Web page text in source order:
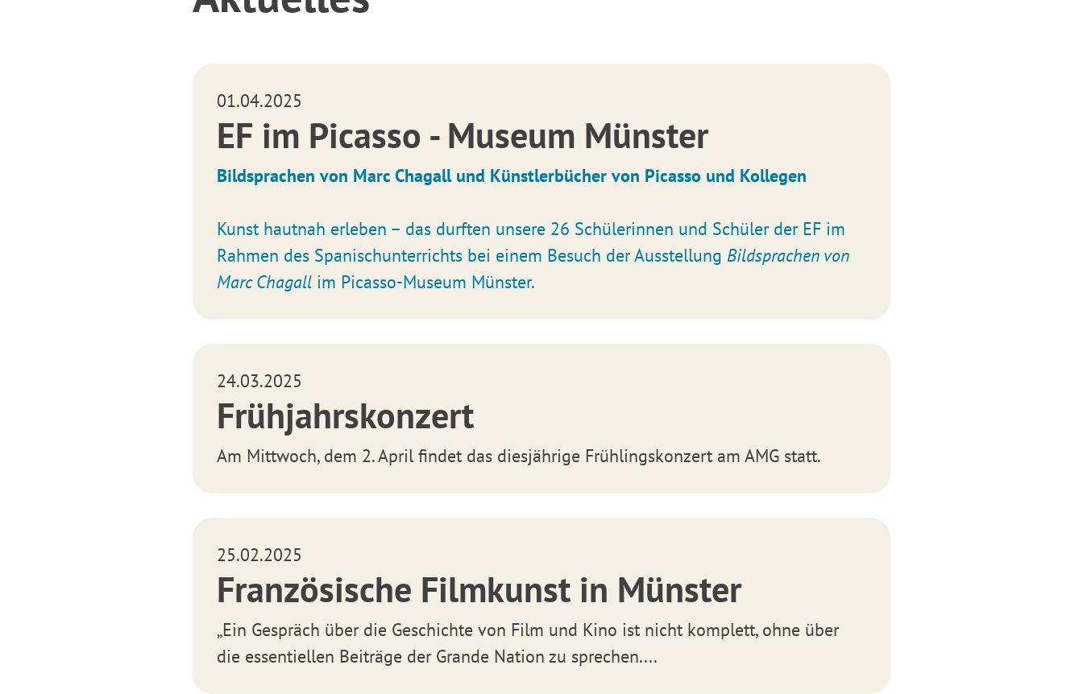
01.04.2025
EF im Picasso - Museum Münster
Bildsprachen von Marc Chagall und Künstlerbücher von Picasso und Kollegen
Kunst hautnah erleben – das durften unsere 26 Schülerinnen und Schüler der EF im
Rahmen des Spanischunterrichts bei einem Besuch der Ausstellung Bildsprachen von
Marc Chagall im Picasso-Museum Münster.
24.03.2025
Frühjahrskonzert
Am Mittwoch, dem 2. April findet das diesjährige Frühlingskonzert am AMG statt.
25.02.2025
Französische Filmkunst in Münster
„Ein Gespräch über die Geschichte von Film und Kino ist nicht komplett, ohne über
die essentiellen Beiträge der Grande Nation zu sprechen....